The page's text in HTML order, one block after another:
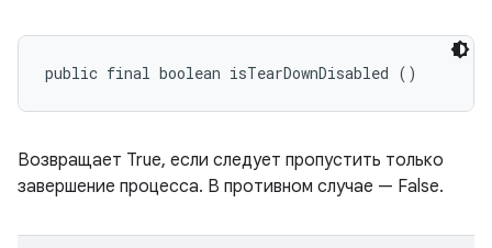
public final boolean isTearDownDisabled ()
Возвращает True, если следует пропустить только
завершение процесса. В противном случае — False.